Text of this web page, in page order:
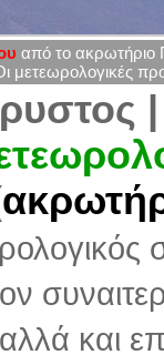
από το ακρωτήριο
μετεωρολογικές
και